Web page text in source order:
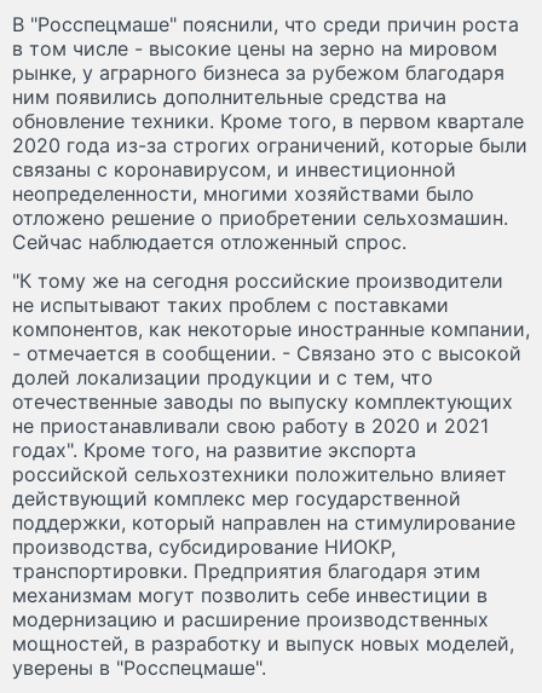
В "Росспецмаше" пояснили, что среди причин роста
в том числе - высокие цены на зерно на мировом
рынке, у аграрного бизнеса за рубежом благодаря
ним появились дополнительные средства на
обновление техники. Кроме того, в первом квартале
2020 года из-за строгих ограничений, которые были
связаны с коронавирусом, и инвестиционной
неопределенности, многими хозяйствами было
отложено решение о приобретении сельхозмашин.
Сейчас наблюдается отложенный спрос.
"К тому же на сегодня российские производители
не испытывают таких проблем с поставками
компонентов, как некоторые иностранные компании,
- отмечается в сообщении. - Связано это с высокой
долей локализации продукции и с тем, что
отечественные заводы по выпуску комплектующих
не приостанавливали свою работу в 2020 и 2021
годах". Кроме того, на развитие экспорта
российской сельхозтехники положительно влияет
действующий комплекс мер государственной
поддержки, который направлен на стимулирование
производства, субсидирование НИОКР,
транспортировки. Предприятия благодаря этим
механизмам могут позволить себе инвестиции в
модернизацию и расширение производственных
мощностей, в разработку и выпуск новых моделей,
уверены в "Росспецмаше".